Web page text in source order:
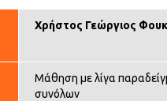
Χρήστος Γεώργιος
Μάθηση με λίγα
συνόλων